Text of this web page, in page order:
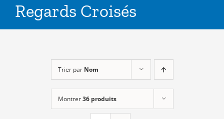
Les recherches
Les événements
Regards Croisés
Trier par Nom
Montrer36 produits